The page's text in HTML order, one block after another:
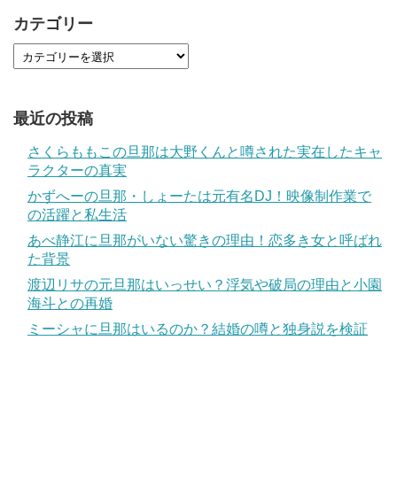
カテゴリー
最近の投稿
さくらももこの旦那は大野くんと噂された実在したキャ
ラクターの真実
かずへーの旦那・しょーたは元有名DJ！映像制作業で
の活躍と私生活
あべ静江に旦那がいない驚きの理由！恋多き女と呼ばれ
た背景
渡辺リサの元旦那はいっせい？浮気や破局の理由と小園
海斗との再婚
ミーシャに旦那はいるのか？結婚の噂と独身説を検証